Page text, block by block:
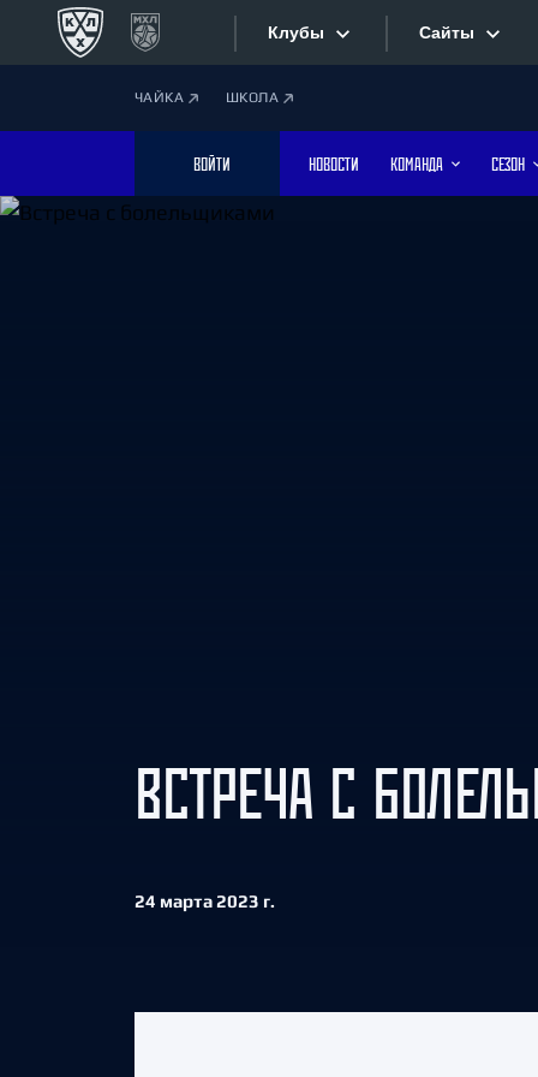
Клубы
Дивизион Боброва
Лада
Сайты
ЧАЙКА ШКОЛА
ВОЙТИ НОВОСТИ КОМАНДА СЕЗОН
ВСТРЕЧА С
24 марта 2023 г.